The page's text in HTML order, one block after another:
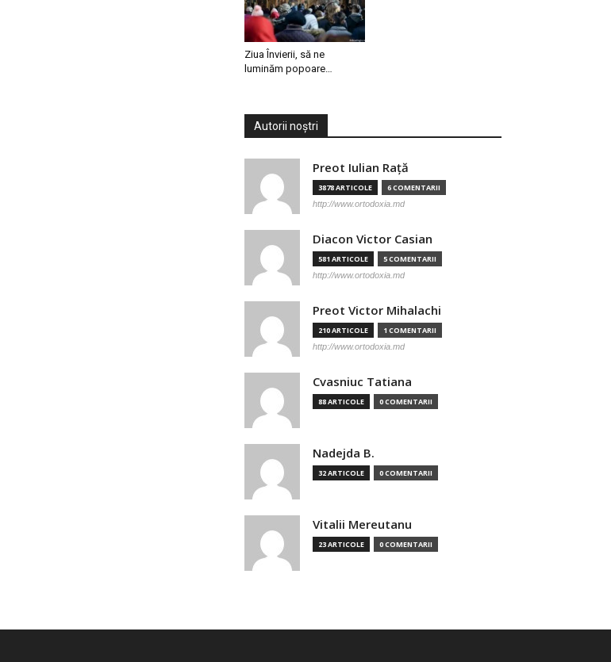
Ziua Învierii, să ne
luminăm popoare…
Autorii noștri
Preot Iulian Raţă
3878 ARTICOLE 6 COMENTARII
http://www.ortodoxia.md
Diacon Victor Casian
581 ARTICOLE 5 COMENTARII
http://www.ortodoxia.md
Preot Victor Mihalachi
210 ARTICOLE 1 COMENTARII
http://www.ortodoxia.md
Cvasniuc Tatiana
88 ARTICOLE 0 COMENTARII
Nadejda B.
32 ARTICOLE 0 COMENTARII
Vitalii Mereutanu
23 ARTICOLE 0 COMENTARII